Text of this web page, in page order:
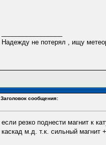
Надежду не потерял , ищу
Заголовок сообщения:
если резко поднести магнит к
каскад м.д. т.к. сильный магнит